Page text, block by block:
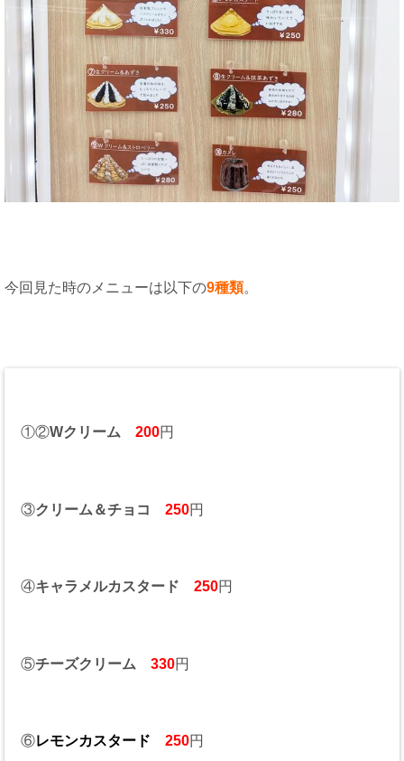
今回見た時のメニューは以下の9種類。
①②Wクリーム 200円
③クリーム＆チョコ 250円
④キャラメルカスタード 250円
⑤チーズクリーム 330円
⑥レモンカスタード 250円